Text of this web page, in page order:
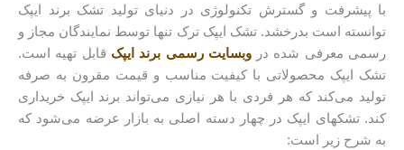
با پیشرفت و گسترش تکنولوژی در دنیای تولید تشک برند ایپک
توانسته است بدرخشد. تشک ایپک ترک تنها توسط نمایندگان مجاز و
رسمی معرفی شده دروبسایت رسمی برند ایپک قابل تهیه است.
تشک ایپک محصولاتی با کیفیت مناسب و قیمت مقرون به صرفه
تولید می‌کند که هر فردی با هر نیازی می‌تواند برند ایپک خریداری
کند. تشکهای ایپک در چهار دسته اصلی به بازار عرضه می‌شود که
به شرح زیر است: